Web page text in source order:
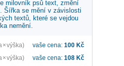
milovník psů text, změní
Šířka se mění v závislosti
textů, které se vejdou
nemění.
× výška) vaše cena: 100 Kč
× výška) vaše cena: 108 Kč